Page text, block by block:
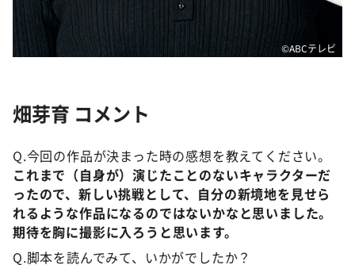
©️ABCテレビ
畑芽育 コメント
Q.今回の作品が決まった時の感想を教えてください。
これまで（自身が）演じたことのないキャラクターだ
ったので、新しい挑戦として、自分の新境地を見せら
れるような作品になるのではないかなと思いました。
期待を胸に撮影に入ろうと思います。
Q.脚本を読んでみて、いかがでしたか？